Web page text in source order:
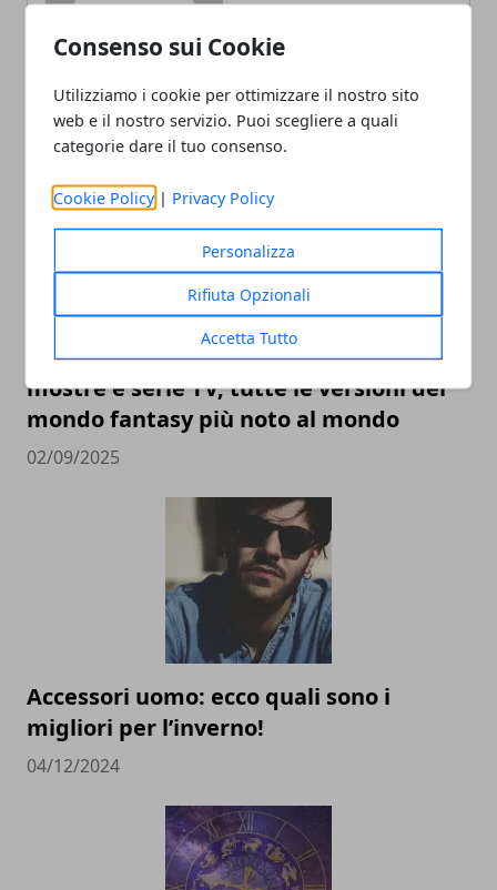
Consenso sui Cookie
Utilizziamo i cookie per ottimizzare il nostro sito
web e il nostro servizio. Puoi scegliere a quali
categorie dare il tuo consenso.
Cookie Policy | Privacy Policy
Personalizza
Rifiuta Opzionali
Accetta Tutto
ARTICOLI CORRELATI
L’universo Harry Potter: libri, film,
mostre e serie TV, tutte le versioni del
mondo fantasy più noto al mondo
02/09/2025
Accessori uomo: ecco quali sono i
migliori per l’inverno!
04/12/2024